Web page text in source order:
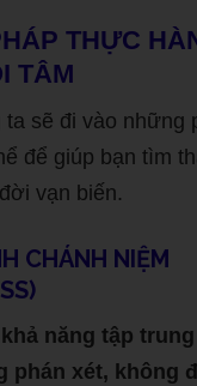
THỰC
TÂM
ta sẽ đi vào những
để giúp bạn tìm
vạn biến.
CHÁNH NIỆM
khả năng tập
phán xét, không